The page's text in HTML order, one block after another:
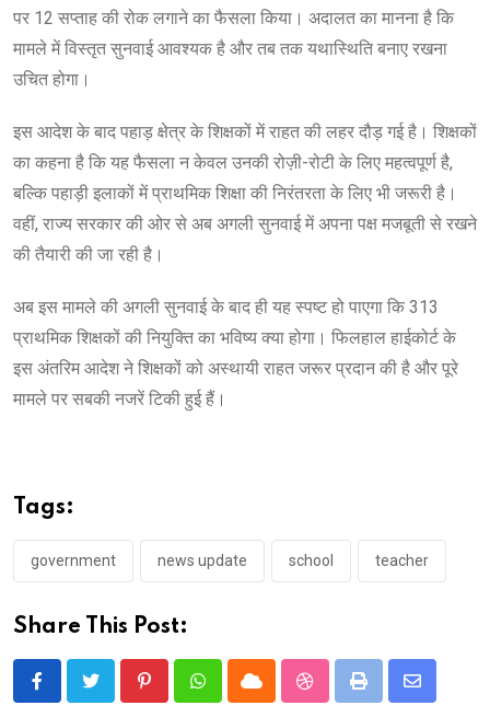
पर 12 सप्ताह की रोक लगाने का फैसला किया। अदालत का मानना है कि
मामले में विस्तृत सुनवाई आवश्यक है और तब तक यथास्थिति बनाए रखना
उचित होगा।
इस आदेश के बाद पहाड़ क्षेत्र के शिक्षकों में राहत की लहर दौड़ गई है। शिक्षकों
का कहना है कि यह फैसला न केवल उनकी रोज़ी-रोटी के लिए महत्वपूर्ण है,
बल्कि पहाड़ी इलाकों में प्राथमिक शिक्षा की निरंतरता के लिए भी जरूरी है।
वहीं, राज्य सरकार की ओर से अब अगली सुनवाई में अपना पक्ष मजबूती से रखने
की तैयारी की जा रही है।
अब इस मामले की अगली सुनवाई के बाद ही यह स्पष्ट हो पाएगा कि 313
प्राथमिक शिक्षकों की नियुक्ति का भविष्य क्या होगा। फिलहाल हाईकोर्ट के
इस अंतरिम आदेश ने शिक्षकों को अस्थायी राहत जरूर प्रदान की है और पूरे
मामले पर सबकी नजरें टिकी हुई हैं।
Tags:
government news update school teacher
Share This Post:
PinterestWhatsappCloud StumbleUpon
Print
Share